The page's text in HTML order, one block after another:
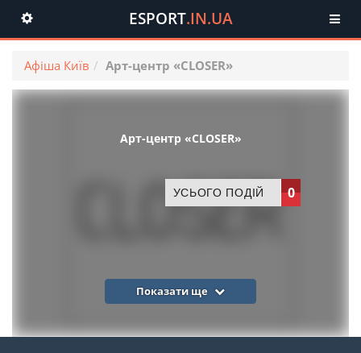
Toggle
navigation
ESPORT.IN.UA
Афіша Київ Арт-центр «CLOSER»
Арт-центр «CLOSER»
УСЬОГО ПОДІЙ 0
Показати ще